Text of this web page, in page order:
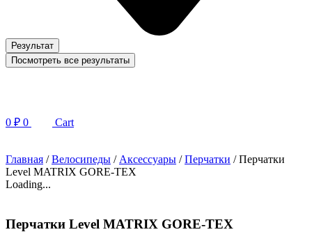
Результат
Посмотреть все результаты
0 ₽ 0 Cart
Главная /Велосипеды / Аксессуары /Перчатки / Перчатки
Level MATRIX GORE-TEX
Loading...
Перчатки Level MATRIX GORE-TEX